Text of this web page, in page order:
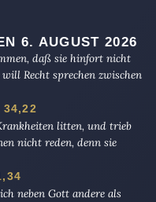
6. AUGUST 2026
daß sie hinfort nicht
Recht sprechen zwischen
34,22
litten, und trieb
nicht reden, denn sie
neben Gott andere als